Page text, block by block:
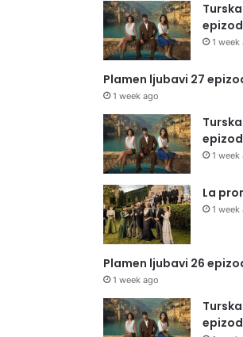
1 week
Plamen ljubavi 27
1 week ago
1 week
La
1 week
Plamen ljubavi 26
1 week ago